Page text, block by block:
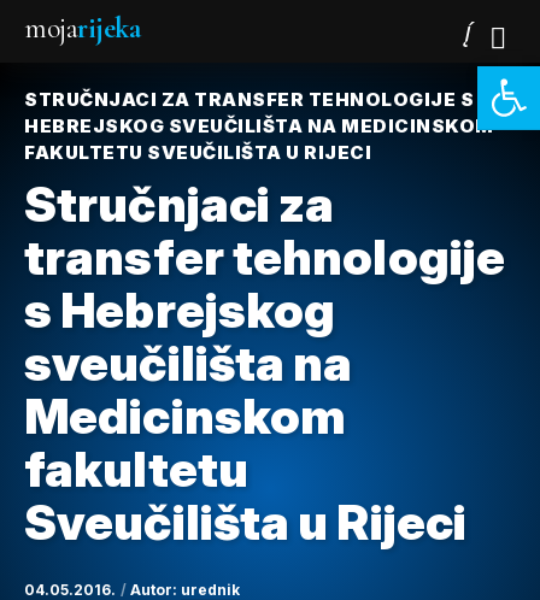
mojarijeka
STRUČNJACI ZA TRANSFER TEHNOLOGIJE S
HEBREJSKOG SVEUČILIŠTA NA MEDICINSKOM
FAKULTETU SVEUČILIŠTA U RIJECI
Stručnjaci za
transfer tehnologije
s Hebrejskog
sveučilišta na
Medicinskom
fakultetu
Sveučilišta u Rijeci
04.05.2016. Autor: urednik